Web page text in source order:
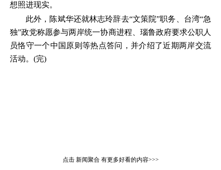
想照进现实。
此外，陈斌华还就林志玲辞去“文策院”职务、台湾“急
独”政党称愿参与两岸统一协商进程、瑙鲁政府要求公职人
员恪守一个中国原则等热点答问，并介绍了近期两岸交流
活动。(完)
点击 新闻聚合有更多好看的内容>>>